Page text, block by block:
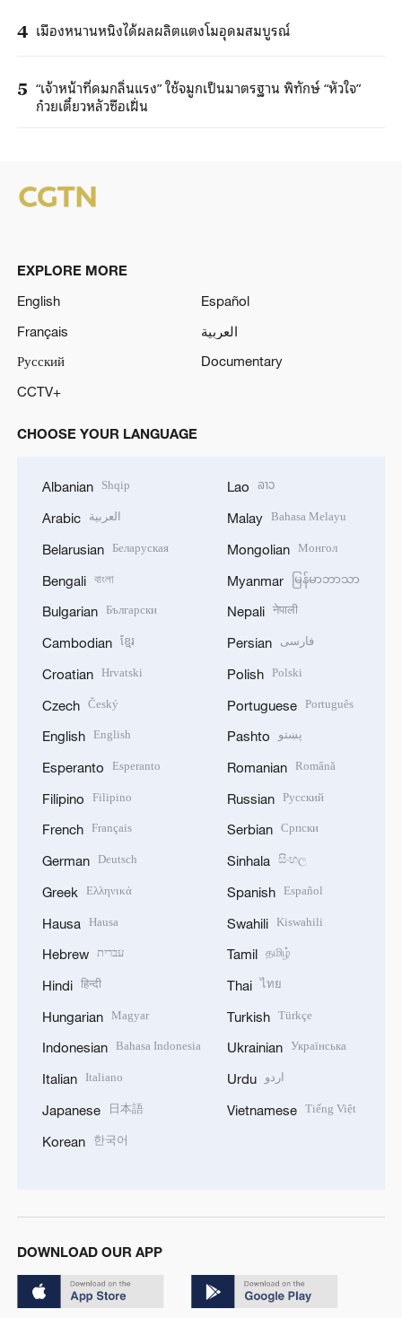
4 เมืองหนานหนิงได้ผลผลิตแตงโมอุดมสมบูรณ์
5 “เจ้าหน้าที่ดมกลิ่นแรง” ใช้จมูกเป็นมาตรฐาน พิทักษ์ “หัวใจ”
ก๋วยเตี๋ยวหลัวซือเฝิ่น
EXPLORE MORE
English
Español
Français
العربية
Русский
Documentary
CCTV+
CHOOSE YOUR LANGUAGE
Albanian Shqip
Arabic العربية
Belarusian Беларуская
Bengali বাংলা
Bulgarian Български
Cambodian ខ្មែរ
Croatian Hrvatski
Czech Český
English English
Esperanto Esperanto
Filipino Filipino
French Français
German Deutsch
Greek Ελληνικά
Hausa Hausa
Hebrew עברית
Hindi हिन्दी
Hungarian Magyar
Indonesian Bahasa Indonesia
Italian Italiano
Japanese 日本語
Korean 한국어
Lao ລາວ
Malay Bahasa Melayu
Mongolian Монгол
Myanmar မြန်မာဘာသာ
Nepali नेपाली
Persian فارسی
Polish Polski
Portuguese Português
Pashto پښتو
Romanian Română
Russian Русский
Serbian Српски
Sinhala සිංහල
Spanish Español
Swahili Kiswahili
Tamil தமிழ்
Thai ไทย
Turkish Türkçe
Ukrainian Українська
Urdu اردو
Vietnamese Tiếng Việt
DOWNLOAD OUR APP